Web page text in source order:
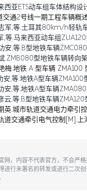
西亚ETS动车组车体结构
通2号线一期工程车辆概
军,等.土耳其80km/h轻轨
,等.马来西亚动车组
安,等.B型地铁车辆
.ZMB080型地铁车辆转向
梅.地铁 A 型车辆
安,等.地铁A型车辆
安,等.地铁A型车辆
云,等.B型地铁车辆
英.城市轨道交通电力牵引
道交通牵引电气控制[M].上
网，内容不代表官方，不会严
进行未署名的转发或进行二次